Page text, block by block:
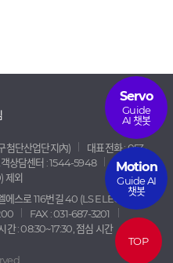
첨단산업단지內)
대표전화 : 053-
상담센터 : 1544-5948
상담 가능
제외
에스로 116번길 40 (LS ELECTRIC
FAX : 031-687-3201
간 : 08:30~17:30, 점심 시간
Servo
Guide
AI 챗봇
Motion
Guide AI
챗봇
TOP